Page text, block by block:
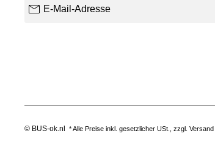
© BUS-ok.nl * Alle Preise inkl. gesetzlicher USt., zzgl. Versand